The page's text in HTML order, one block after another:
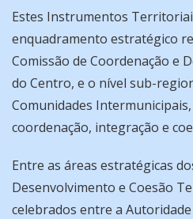
Estes Instrumentos
enquadramento estratégico
Comissão de Coordenação e
do Centro, e o nível sub-
Comunidades
coordenação, integração e
Entre as áreas estratégicas
Desenvolvimento e Coesão
celebrados entre a